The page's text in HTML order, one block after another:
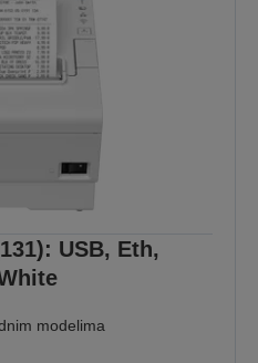
USB, Eth,
modelima